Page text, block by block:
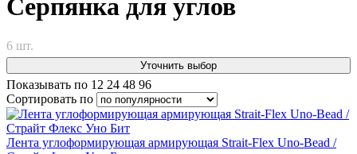
Серпянка для углов
6 шт.
Уточнить выбор
Показывать по 12 24 48 96
Сортировать по
Лента углоформирующая армирующая Strait-Flex Uno-Bead /